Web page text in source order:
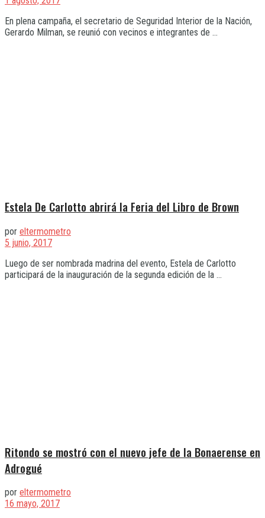
En plena campaña, el secretario de Seguridad Interior de la Nación,
Gerardo Milman, se reunió con vecinos e integrantes de ...
Estela De Carlotto abrirá la Feria del Libro de Brown
por eltermometro
5 junio, 2017
Luego de ser nombrada madrina del evento, Estela de Carlotto
participará de la inauguración de la segunda edición de la ...
Ritondo se mostró con el nuevo jefe de la Bonaerense en
Adrogué
por eltermometro
16 mayo, 2017